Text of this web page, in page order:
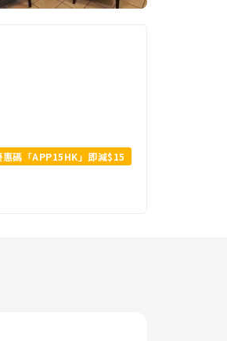
碼「APP15HK」即減$15